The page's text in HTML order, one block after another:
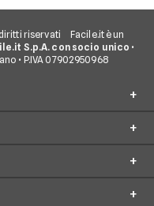
riservati
Facile.it è un
S.p.A. con socio unico •
• P.IVA 07902950968